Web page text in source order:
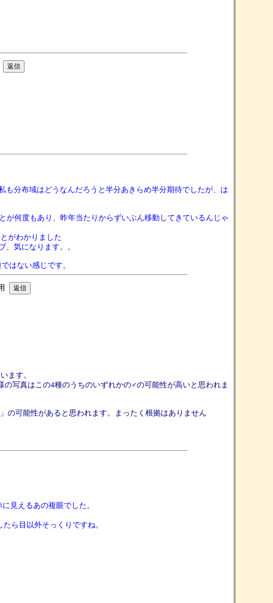
分布域はどうなんだろうと半分あきらめ半分期待でしたが、は
が何度もあり、昨年当たりからずいぶん移動してきているんじゃ
がわかりました
、気になります。。
はない感じです。
ます。
写真はこの4種のうちのいずれかの♂の可能性が高いと思われま
の可能性があると思われます。まったく根拠はありません
見えるあの複眼でした。
ら目以外そっくりですね。